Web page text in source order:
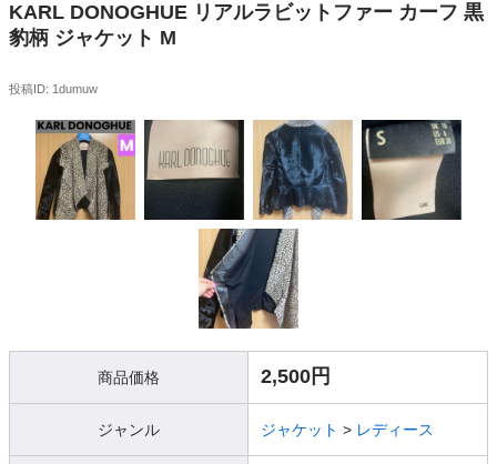
KARL DONOGHUE リアルラビットファー カーフ 黒
豹柄 ジャケット M
投稿ID: 1dumuw
商品価格 2,500円
ジャンル ジャケット > レディース